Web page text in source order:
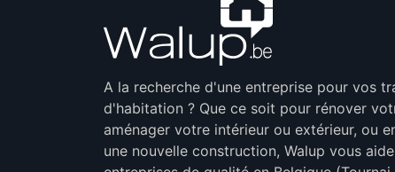
A la recherche d'une entreprise pour vos
d'habitation ? Que ce soit pour rénover
aménager votre intérieur ou extérieur, ou
une nouvelle construction, Walup vous